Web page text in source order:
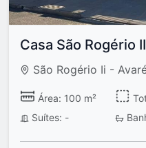
Casa São Rogério
São Rogério Ii -
Área: 100 m²
Suítes: -